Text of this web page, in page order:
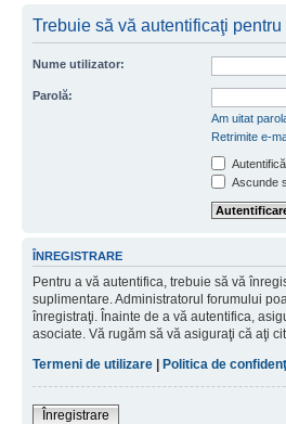
Trebuie să vă autentificaţi
Nume utilizator:
Parolă:
Am uitat
Retrimite e-
Ascunde
ÎNREGISTRARE
Pentru a vă autentifica, trebuie să vă
suplimentare. Administratorul forumului
înregistraţi. Înainte de a vă autentifica,
asociate. Vă rugăm să vă asiguraţi că aţi
Termeni de utilizare | Politica de
Înregistrare